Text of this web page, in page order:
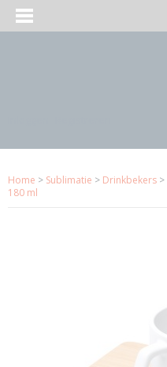
Home > Sublimatie > Drinkbekers >
180 ml